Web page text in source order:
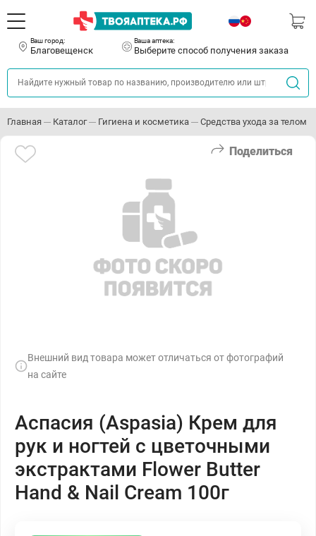
Ваш город:
Благовещенск
Ваша аптека:
Выберите способ получения заказа
Главная Каталог Гигиена и косметика Средства ухода за телом
Поделиться
Внешний вид товара может отличаться от фотографий
на сайте
Аспасия (Aspasia) Крем для
рук и ногтей с цветочными
экстрактами Flower Butter
Hand & Nail Cream 100г